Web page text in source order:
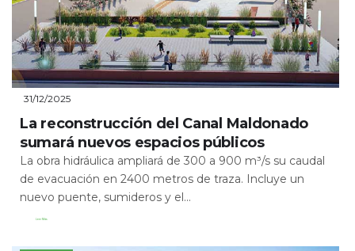
31/12/2025
La reconstrucción del Canal Maldonado
sumará nuevos espacios públicos
La obra hidráulica ampliará de 300 a 900 m³/s su caudal
de evacuación en 2400 metros de traza. Incluye un
nuevo puente, sumideros y el...
Leer Más